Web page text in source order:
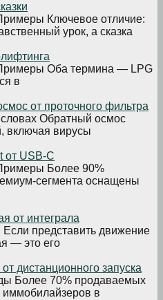
Ключевое отличие:
урок, а сказка
Оба термина — LPG
в
от проточного фильтра
Обратный осмос
включая вирусы
от USB-C
Более 90%
сегмента оснащены
от интеграла
представить движение
— это его
дистанционного запуска
Более 70% продаваемых
иммобилайзеров в